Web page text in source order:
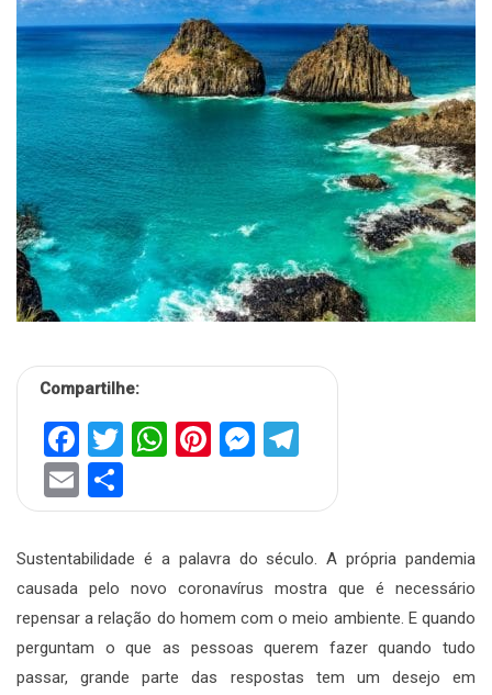
Compartilhe:
Facebook
Twitter
WhatsApp
Pinterest
Messenger
Email
Sustentabilidade é a palavra do século. A própria pandemia
causada pelo novo coronavírus mostra que é necessário
repensar a relação do homem com o meio ambiente. E quando
perguntam o que as pessoas querem fazer quando tudo
passar, grande parte das respostas tem um desejo em